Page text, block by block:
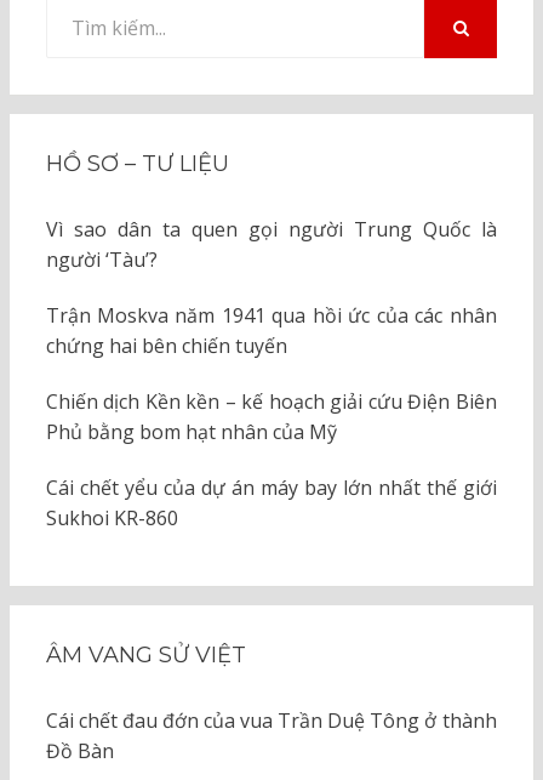
kiếm
HỒ SƠ – TƯ LIỆU
Vì sao dân ta quen gọi người Trung Quốc là
người ‘Tàu’?
Trận Moskva năm 1941 qua hồi ức của các nhân
chứng hai bên chiến tuyến
Chiến dịch Kền kền – kế hoạch giải cứu Điện Biên
Phủ bằng bom hạt nhân của Mỹ
Cái chết yểu của dự án máy bay lớn nhất thế giới
Sukhoi KR-860
ÂM VANG SỬ VIỆT
Cái chết đau đớn của vua Trần Duệ Tông ở thành
Đồ Bàn